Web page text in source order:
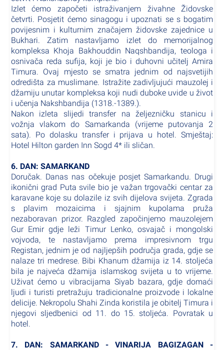
Izlet ćemo započeti istraživanjem živahne Židovske
četvrti. Posjetit ćemo sinagogu i upoznati se s bogatim
povijesnim i kulturnim značajem židovske zajednice u
Bukhari. Zatim nastavljamo izlet do memorijalnog
kompleksa Khoja Bakhouddin Naqshbandija, teologa i
osnivača reda sufija, koji je bio i duhovni učitelj Amira
Timura. Ovaj mjesto se smatra jednim od najsvetijih
odredišta za muslimane. Istražite zadivljujući mauzolej i
džamiju unutar kompleksa koji nudi duboke uvide u život
i učenja Nakshbandija (1318.-1389.).
Nakon izleta slijedi transfer na željezničku stanicu i
vožnja vlakom do Samarkanda (vrijeme putovanja 2
sata). Po dolasku transfer i prijava u hotel. Smještaj:
Hotel Hilton garden Inn Sogd 4* ili sličan.
6. DAN: SAMARKAND
Doručak. Danas nas očekuje posjet Samarkandu. Drugi
ikonični grad Puta svile bio je važan trgovački centar za
karavane koje su dolazile iz svih dijelova svijeta. Zgrada
s plavim mozaicima i sjajnim kupolama pruža
nezaboravan prizor. Razgled započinjemo mauzolejem
Gur Emir gdje leži Timur Lenko, osvajač i mongolski
vojvoda, te nastavljamo prema impresivnom trgu
Registan, jednim je od najljepših područja grada, gdje se
nalaze tri medrese. Bibi Khanum džamija iz 14. stoljeća
bila je najveća džamija islamskog svijeta u to vrijeme.
Uživat ćemo u vibracijama Siyab bazara, gdje domaći
ljudi i turisti pretražuju tradicionalne proizvode i lokalne
delicije. Nekropolu Shahi Zinda koristila je obitelj Timura i
njegovi sljedbenici od 11. do 15. stoljeća. Povratak u
hotel.
7. DAN: SAMARKAND - VINARIJA BAGIZAGAN -